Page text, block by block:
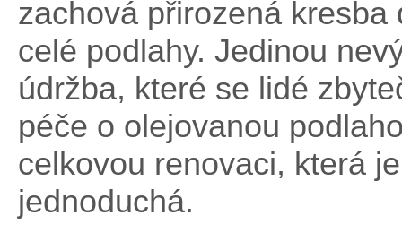
zachová přirozená
celé podlahy. Jedinou
údržba, které se lidé
péče o olejovanou
celkovou renovaci, která
jednoduchá.